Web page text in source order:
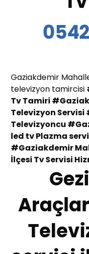
Gaziakdemir
televizyon tamircisi
Tv Tamiri
Televizyon Servisi
Televizyoncu
led tv Plazma
#Gaziakdemir
İlçesi Tv Servisi